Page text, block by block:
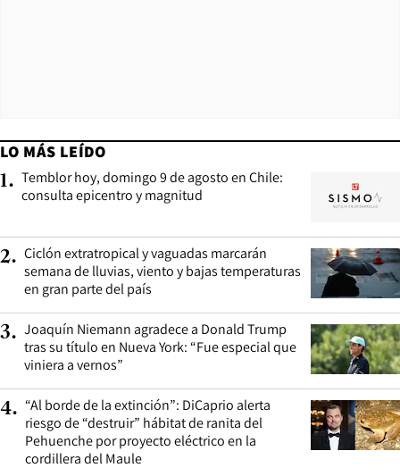
LO MÁS LEÍDO
1. Temblor hoy, domingo 9 de agosto en Chile:
consulta epicentro y magnitud
2. Ciclón extratropical y vaguadas marcarán
semana de lluvias, viento y bajas temperaturas
en gran parte del país
3. Joaquín Niemann agradece a Donald Trump
tras su título en Nueva York: “Fue especial que
viniera a vernos”
4. “Al borde de la extinción”: DiCaprio alerta
riesgo de “destruir” hábitat de ranita del
Pehuenche por proyecto eléctrico en la
cordillera del Maule